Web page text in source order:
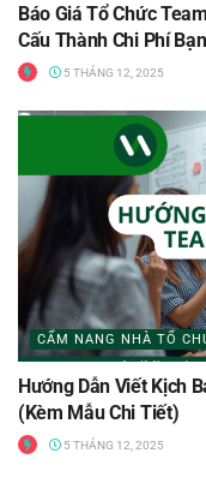
Báo Giá Tổ Chức
Cấu Thành Chi Phí
5 THÁNG 12, 2025
CẨM NANG NHÀ TỔ
Hướng Dẫn Viết Kịch
(Kèm Mẫu Chi Tiết)
5 THÁNG 12, 2025